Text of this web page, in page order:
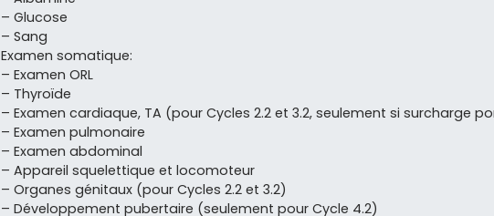
– Glucose
– Sang
Examen somatique:
– Examen ORL
– Thyroïde
– Examen cardiaque, TA (pour Cycles 2.2 et 3.2, seulement si surcharge
– Examen pulmonaire
– Examen abdominal
– Appareil squelettique et locomoteur
– Organes génitaux (pour Cycles 2.2 et 3.2)
– Développement pubertaire (seulement pour Cycle 4.2)